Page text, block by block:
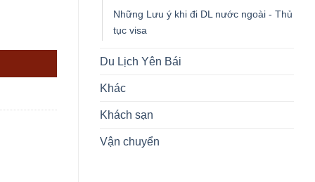
Những Lưu ý khi đi DL nước ngoài - Thủ
tục visa
Du Lịch Yên Bái
Khác
Khách sạn
Vận chuyển